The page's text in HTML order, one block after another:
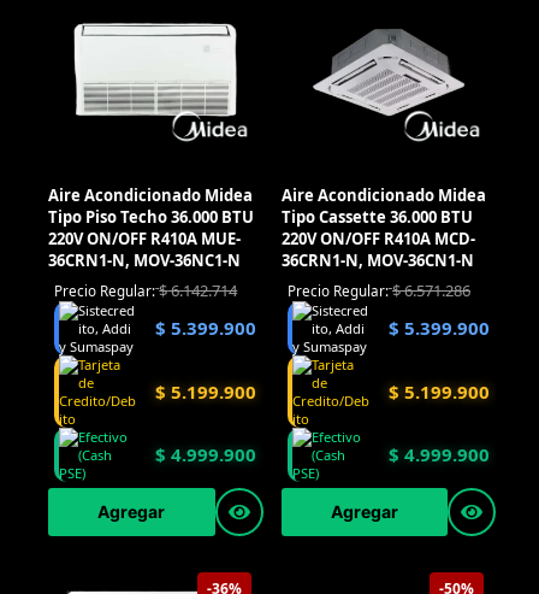
Aire Acondicionado Midea
Tipo Piso Techo 36.000 BTU
220V ON/OFF R410A MUE-
36CRN1-N, MOV-36NC1-N
Precio Regular:$6.142.714
$ 5.399.900
$ 5.199.900
$ 4.999.900
Agregar
Aire Acondicionado Midea
Tipo Cassette 36.000 BTU
220V ON/OFF R410A MCD-
36CRN1-N, MOV-36CN1-N
Precio Regular:$6.571.286
$ 5.399.900
$ 5.199.900
$ 4.999.900
Agregar
-36% -50%